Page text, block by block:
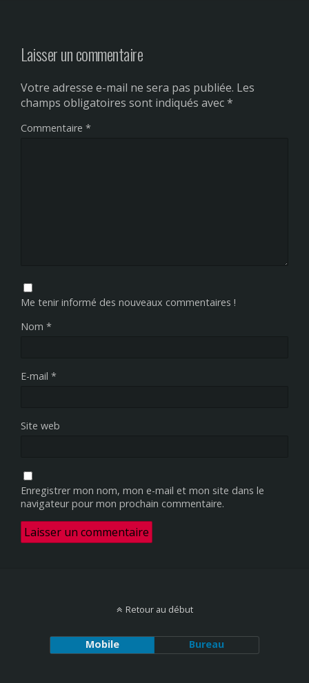
Laisser un commentaire
Votre adresse e-mail ne sera pas publiée. Les
champs obligatoires sont indiqués avec*
Commentaire *
Me tenir informé des nouveaux commentaires !
Nom *
E-mail *
Site web
Enregistrer mon nom, mon e-mail et mon site dans le
navigateur pour mon prochain commentaire.
Retour au début
Mobile Bureau